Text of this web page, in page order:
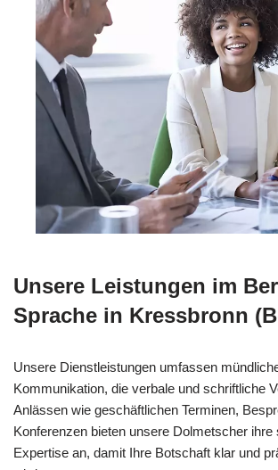
Unsere Leistungen im
Sprache in Kressbronn
Unsere Dienstleistungen umfassen
Kommunikation, die verbale und schriftliche
Anlässen wie geschäftlichen Terminen,
Konferenzen bieten unsere Dolmetscher ihre
Expertise an, damit Ihre Botschaft klar und